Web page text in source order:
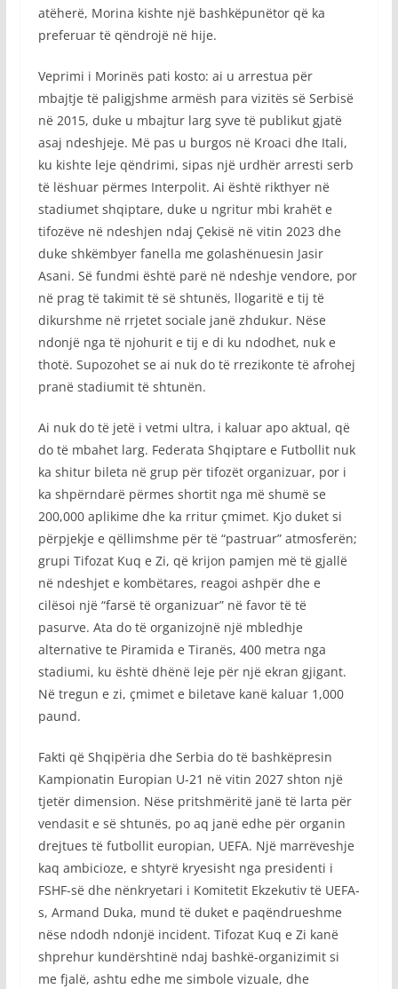
atëherë, Morina kishte një bashkëpunëtor që ka
preferuar të qëndrojë në hije.
Veprimi i Morinës pati kosto: ai u arrestua për
mbajtje të paligjshme armësh para vizitës së Serbisë
në 2015, duke u mbajtur larg syve të publikut gjatë
asaj ndeshjeje. Më pas u burgos në Kroaci dhe Itali,
ku kishte leje qëndrimi, sipas një urdhër arresti serb
të lëshuar përmes Interpolit. Ai është rikthyer në
stadiumet shqiptare, duke u ngritur mbi krahët e
tifozëve në ndeshjen ndaj Çekisë në vitin 2023 dhe
duke shkëmbyer fanella me golashënuesin Jasir
Asani. Së fundmi është parë në ndeshje vendore, por
në prag të takimit të së shtunës, llogaritë e tij të
dikurshme në rrjetet sociale janë zhdukur. Nëse
ndonjë nga të njohurit e tij e di ku ndodhet, nuk e
thotë. Supozohet se ai nuk do të rrezikonte të afrohej
pranë stadiumit të shtunën.
Ai nuk do të jetë i vetmi ultra, i kaluar apo aktual, që
do të mbahet larg. Federata Shqiptare e Futbollit nuk
ka shitur bileta në grup për tifozët organizuar, por i
ka shpërndarë përmes shortit nga më shumë se
200,000 aplikime dhe ka rritur çmimet. Kjo duket si
përpjekje e qëllimshme për të “pastruar” atmosferën;
grupi Tifozat Kuq e Zi, që krijon pamjen më të gjallë
në ndeshjet e kombëtares, reagoi ashpër dhe e
cilësoi një “farsë të organizuar” në favor të të
pasurve. Ata do të organizojnë një mbledhje
alternative te Piramida e Tiranës, 400 metra nga
stadiumi, ku është dhënë leje për një ekran gjigant.
Në tregun e zi, çmimet e biletave kanë kaluar 1,000
paund.
Fakti që Shqipëria dhe Serbia do të bashkëpresin
Kampionatin Europian U-21 në vitin 2027 shton një
tjetër dimension. Nëse pritshmëritë janë të larta për
vendasit e së shtunës, po aq janë edhe për organin
drejtues të futbollit europian, UEFA. Një marrëveshje
kaq ambicioze, e shtyrë kryesisht nga presidenti i
FSHF-së dhe nënkryetari i Komitetit Ekzekutiv të UEFA-
s, Armand Duka, mund të duket e paqëndrueshme
nëse ndodh ndonjë incident. Tifozat Kuq e Zi kanë
shprehur kundërshtinë ndaj bashkë-organizimit si
me fjalë, ashtu edhe me simbole vizuale, dhe